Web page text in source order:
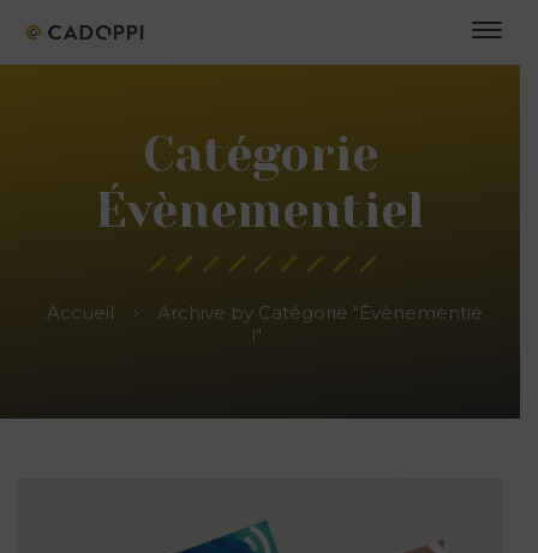
Catégorie
Évènementiel
Accueil
Archive by Catégorie "Évènementie
l"